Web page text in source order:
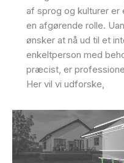
af sprog og kulturer
en afgørende rolle.
ønsker at nå ud til et
enkeltperson med
præcist, er
Her vil vi udforske,